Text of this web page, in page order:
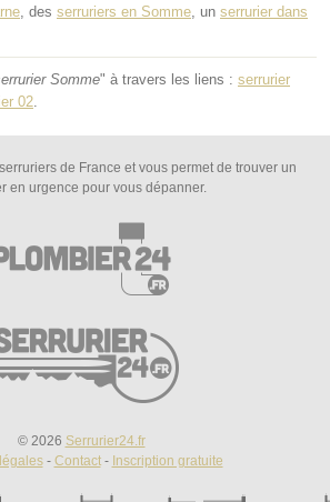
, des serruriers en Somme, un serrurier dans
Somme" à travers les liens : serrurier
02.
de France et vous permet de trouver un
en urgence pour vous dépanner.
© 2026 Serrurier24.fr
- Contact- Inscription gratuite